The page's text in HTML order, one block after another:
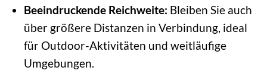
Beeindruckende Reichweite: Bleiben Sie auch
über größere Distanzen in Verbindung, ideal
für Outdoor-Aktivitäten und weitläufige
Umgebungen.